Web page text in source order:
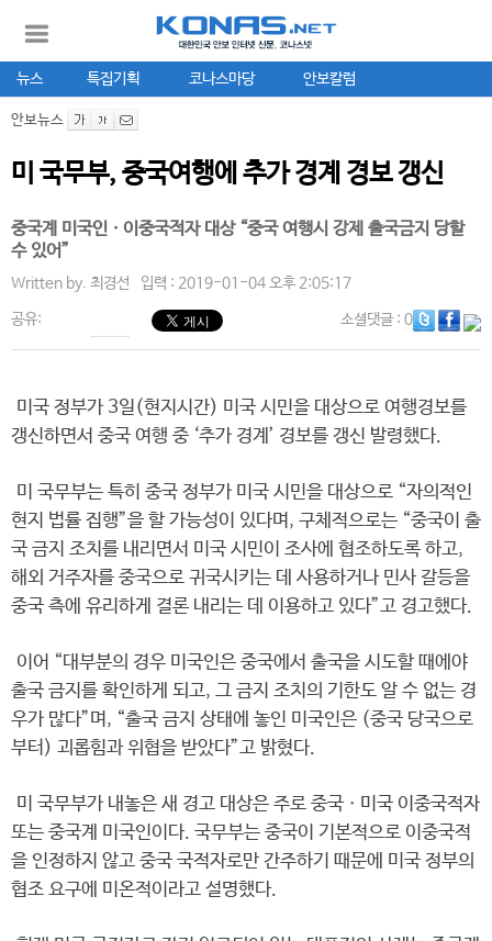
뉴스 특집기획 코나스마당 안보칼럼
안보뉴스
미 국무부, 중국여행에 추가 경계 경보 갱신
중국계 미국인ㆍ이중국적자 대상 “중국 여행시 강제 출국금지 당할
수 있어”
Written by. 최경선 입력 : 2019-01-04 오후 2:05:17
공유: 소셜댓글: 0
미국 정부가 3일(현지시간) 미국 시민을 대상으로 여행경보를
갱신하면서 중국 여행 중 ‘추가 경계’ 경보를 갱신 발령했다.
미 국무부는 특히 중국 정부가 미국 시민을 대상으로 “자의적인
현지 법률 집행”을 할 가능성이 있다며, 구체적으로는 “중국이 출
국 금지 조치를 내리면서 미국 시민이 조사에 협조하도록 하고,
해외 거주자를 중국으로 귀국시키는 데 사용하거나 민사 갈등을
중국 측에 유리하게 결론 내리는 데 이용하고 있다”고 경고했다.
이어 “대부분의 경우 미국인은 중국에서 출국을 시도할 때에야
출국 금지를 확인하게 되고, 그 금지 조치의 기한도 알 수 없는 경
우가 많다”며, “출국 금지 상태에 놓인 미국인은 (중국 당국으로
부터) 괴롭힘과 위협을 받았다”고 밝혔다.
미 국무부가 내놓은 새 경고 대상은 주로 중국ㆍ미국 이중국적자
또는 중국계 미국인이다. 국무부는 중국이 기본적으로 이중국적
을 인정하지 않고 중국 국적자로만 간주하기 때문에 미국 정부의
협조 요구에 미온적이라고 설명했다.